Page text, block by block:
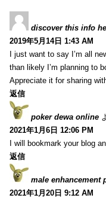
discover this info
2019年5月14日 1:43 AM
I just want to say I’m all
than likely I’m planning to
Appreciate it for sharing
返信
poker dewa online
2021年1月6日 12:06 PM
I will bookmark your blog
返信
male enhancement
2021年1月20日 9:12 AM